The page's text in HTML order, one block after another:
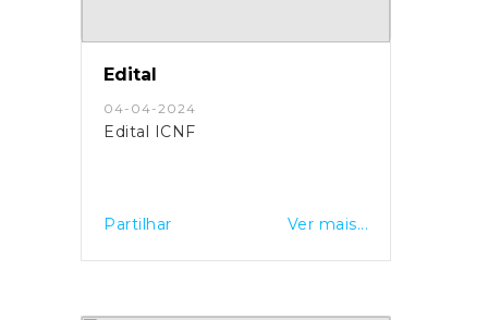
Edital
04-04-2024
Edital ICNF
Partilhar Ver mais...